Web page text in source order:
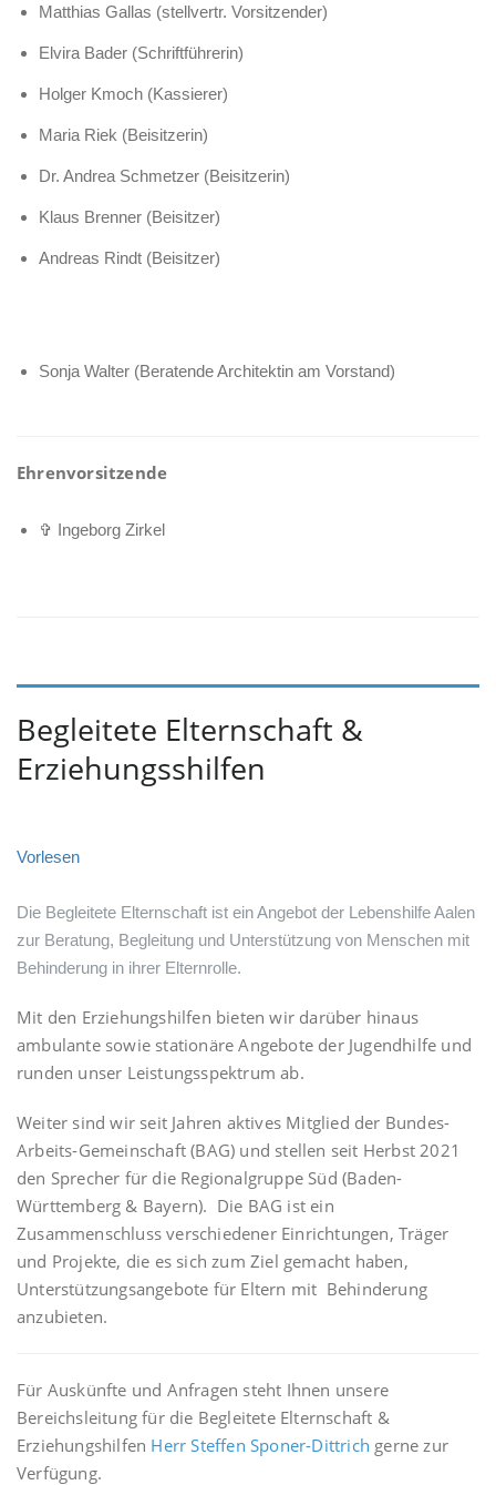
Matthias Gallas (stellvertr. Vorsitzender)
Elvira Bader (Schriftführerin)
Holger Kmoch (Kassierer)
Maria Riek (Beisitzerin)
Dr. Andrea Schmetzer (Beisitzerin)
Klaus Brenner (Beisitzer)
Andreas Rindt (Beisitzer)
Sonja Walter (Beratende Architektin am Vorstand)
Ehrenvorsitzende
✞ Ingeborg Zirkel
Begleitete Elternschaft &
Erziehungsshilfen
Vorlesen
Die Begleitete Elternschaft ist ein Angebot der Lebenshilfe Aalen
zur Beratung, Begleitung und Unterstützung von Menschen mit
Behinderung in ihrer Elternrolle.
Mit den Erziehungshilfen bieten wir darüber hinaus
ambulante sowie stationäre Angebote der Jugendhilfe und
runden unser Leistungsspektrum ab.
Weiter sind wir seit Jahren aktives Mitglied der Bundes-
Arbeits-Gemeinschaft (BAG) und stellen seit Herbst 2021
den Sprecher für die Regionalgruppe Süd (Baden-
Württemberg & Bayern). Die BAG ist ein
Zusammenschluss verschiedener Einrichtungen, Träger
und Projekte, die es sich zum Ziel gemacht haben,
Unterstützungsangebote für Eltern mit Behinderung
anzubieten.
Für Auskünfte und Anfragen steht Ihnen unsere
Bereichsleitung für die Begleitete Elternschaft &
Erziehungshilfen Herr Steffen Sponer-Dittrich gerne zur
Verfügung.